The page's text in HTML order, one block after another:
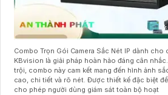
Combo Trọn Gói Camera Sắc Nét IP dành cho
KBvision là giải pháp hoàn hảo đáng cân
trội, combo này cam kết mang đến hình ảnh
cao, chi tiết và rõ nét. Được thiết kế đặc biệt
cho phép người dùng giám sát toàn bộ hoạt